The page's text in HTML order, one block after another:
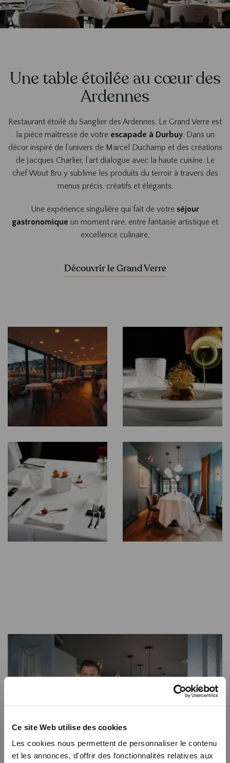
Ce site Web utilise des cookies
Les cookies nous permettent de personnaliser le contenu
et les annonces, d'offrir des fonctionnalités relatives aux
Une table étoilée au cœur des
Ardennes
Restaurant étoilé du Sanglier des Ardennes, Le Grand Verre est
la pièce maîtresse de votreescapade à Durbuy. Dans un
décor inspiré de l’univers de Marcel Duchamp et des créations
de Jacques Charlier, l’art dialogue avec la haute cuisine. Le
chef Wout Bru y sublime les produits du terroir à travers des
menus précis, créatifs et élégants.
Une expérience singulière qui fait de votre séjour
gastronomique un moment rare, entre fantaisie artistique et
excellence culinaire.
Découvrir le Grand Verre